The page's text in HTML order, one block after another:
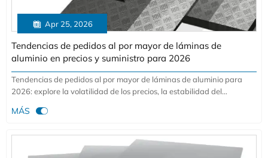
 Apr 25, 2026
Tendencias de pedidos al por mayor de láminas de
aluminio en precios y suministro para 2026
Tendencias de pedidos al por mayor de láminas de aluminio para
2026: explore la volatilidad de los precios, la estabilidad del
costos para asegurar un abastecimiento confiable y un mejor valor.
MÁS 